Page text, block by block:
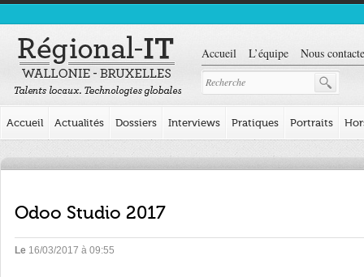
Accueil L’équipe Nous
Accueil Actualités Dossiers Interviews Pratiques Portraits
Odoo Studio 2017
Le 16/03/2017 à 09:55